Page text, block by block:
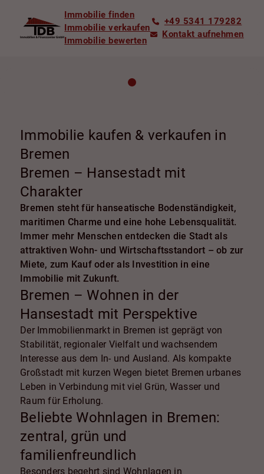
Immobilie finden
Immobilie verkaufen
Immobilie bewerten
+49 5341 179282
Kontakt aufnehmen
Immobilie kaufen & verkaufen in
Bremen
Bremen – Hansestadt mit
Charakter
Bremen steht für hanseatische Bodenständigkeit,
maritimen Charme und eine hohe Lebensqualität.
Immer mehr Menschen entdecken die Stadt als
attraktiven Wohn- und Wirtschaftsstandort – ob zur
Miete, zum Kauf oder als Investition in eine
Immobilie mit Zukunft.
Bremen – Wohnen in der
Hansestadt mit Perspektive
Der Immobilienmarkt in Bremen ist geprägt von
Stabilität, regionaler Vielfalt und wachsendem
Interesse aus dem In- und Ausland. Als kompakte
Großstadt mit kurzen Wegen bietet Bremen urbanes
Leben in Verbindung mit viel Grün, Wasser und
Raum für Erholung.
Beliebte Wohnlagen in Bremen:
zentral, grün und
familienfreundlich
Besonders begehrt sind Wohnlagen in